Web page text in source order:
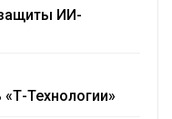
ИИ-
Технологии»